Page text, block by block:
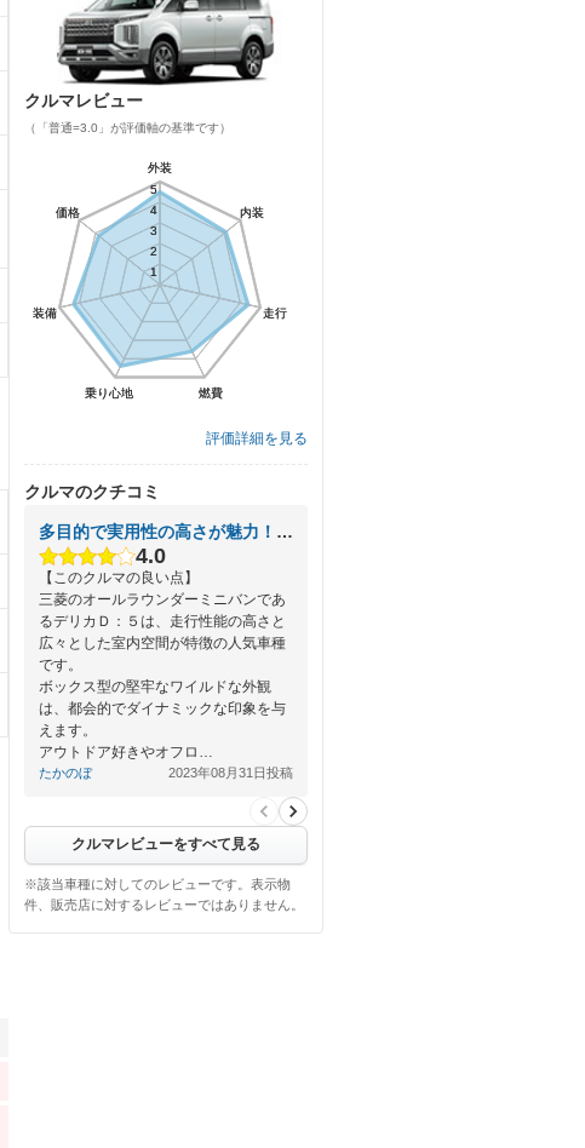
クルマレビュー
（「普通=3.0」が評価軸の基準です）
外装
内装
走行
燃費
乗り心地
装備
価格
1
2
3
4
5
外装
内装
走行
燃費
乗り心地
装備
価格
1
2
3
4
5
評価詳細を見る
クルマのクチコミ
多目的で実用性の高さが魅力！オフロードにも強い多機能ミニバン
4.0
【このクルマの良い点】
三菱のオールラウンダーミニバンであ
るデリカＤ：５は、走行性能の高さと
広々とした室内空間が特徴の人気車種
です。
ボックス型の堅牢なワイルドな外観
は、都会的でダイナミックな印象を与
えます。
アウトドア好きやオフロ…
たかのぼ 2023年08月31日投稿
クルマレビューをすべて見る
※該当車種に対してのレビューです。表示物
件、販売店に対するレビューではありません。